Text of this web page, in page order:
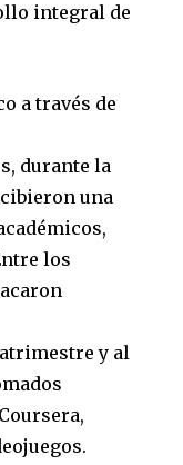
integral de
a través de
durante la
una
los
y al